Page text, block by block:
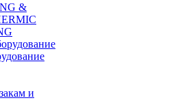
&
и